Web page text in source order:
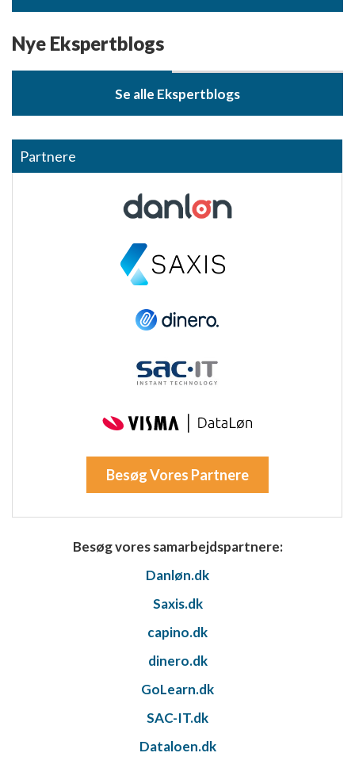
Nye Ekspertblogs
Se alle Ekspertblogs
Partnere
Besøg Vores Partnere
Besøg vores samarbejdspartnere:
Danløn.dk
Saxis.dk
capino.dk
dinero.dk
GoLearn.dk
SAC-IT.dk
Dataloen.dk